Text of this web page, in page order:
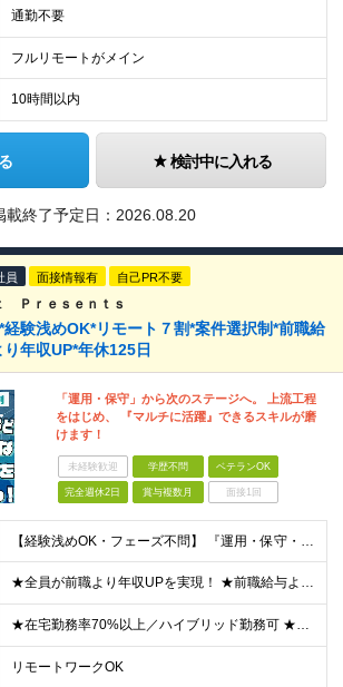
通勤不要
フルリモートがメイン
10時間以内
検討中に入れる
載終了予定日： 2026.08.20
員 面接情報有 自己PR不要
Ｐｒｅｓｅｎｔｓ
験浅めOK*リモート７割*案件選択制*前職給
年収UP*年休125日
「運用・保守」から次のステージへ。 上流工程
をはじめ、 『マルチに活躍』できるスキルが磨
けます！
未経験歓迎 学歴不問 ベテランOK
完全週休2日 賞与複数月 面接1回
【経験浅めOK・フェーズ不問】 『運用・保守・監視の経験しかないが、設計構築へキャリアチェンジしたい！』 『将来が見えないので、マルチなスキルを身につけたい！』 などなど、今のフェーズに悩む『意欲が
★全員が前職より年収UPを実現！ ★前職給与より120％アップ実績あり ★前職給与を最大限に考慮 ★入社4年目で年収800万円の社員も在籍！ 年俸336万円～880万円（1/12を毎月支給）＋インセ
★在宅勤務率70%以上／ハイブリッド勤務可 ★転勤なし 本社または一都三県のプロジェクト先（東陽町、浜松町などメインは東京23区内）にて勤務いただきます！ 【本社】 東京都荒川区西日暮里5-10-
リモートワークOK